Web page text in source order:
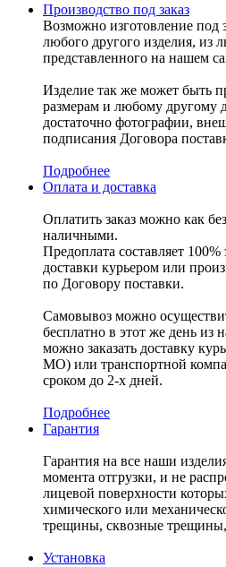
Производство под заказ
Возможно изготовление под
любого другого изделия, из
представленного на нашем
Изделие так же может быть
размерам и любому другому
достаточно фотографии,
подписания Договора
Подробнее
Оплата и доставка
Оплатить заказ можно как
наличными.
Предоплата составляет 100%
доставки курьером или
по Договору поставки.
Самовывоз можно
бесплатно в этот же день из
можно заказать доставку
МО) или транспортной
сроком до 2-х дней.
Подробнее
Гарантия
Гарантия на все наши
момента отгрузки, и не
лицевой поверхности
химического или
трещины, сквозные трещины,
Установка